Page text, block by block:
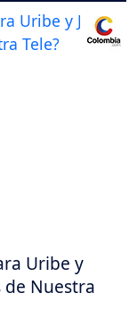
Uribe y
de Nuestra